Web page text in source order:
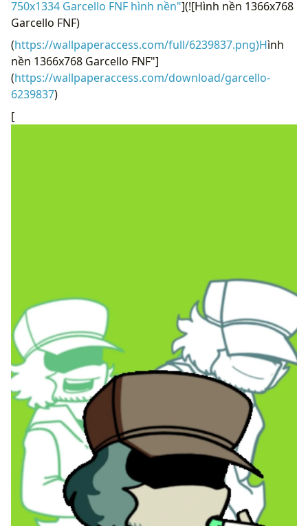
750x1334 Garcello FNF hình nền"](![Hình nền 1366x768
Garcello FNF)
(https://wallpaperaccess.com/full/6239837.png)Hình
nền 1366x768 Garcello FNF"]
(https://wallpaperaccess.com/download/garcello-
6239837)
[